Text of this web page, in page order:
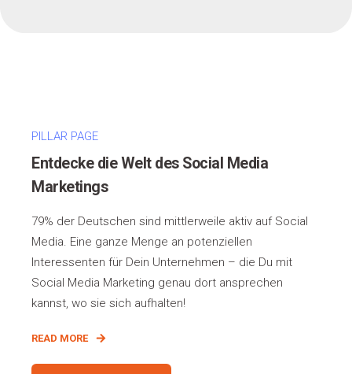
PILLAR PAGE
Entdecke die Welt des Social Media
Marketings
79% der Deutschen sind mittlerweile aktiv auf Social
Media. Eine ganze Menge an potenziellen
Interessenten für Dein Unternehmen – die Du mit
Social Media Marketing genau dort ansprechen
kannst, wo sie sich aufhalten!
READ MORE